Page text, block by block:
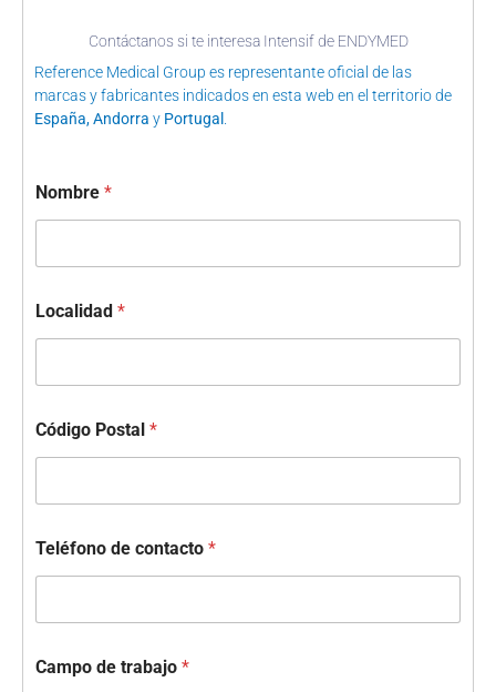
Contáctanos si te interesa Intensif de ENDYMED
Reference Medical Group es representante oficial de las
marcas y fabricantes indicados en esta web en el territorio de
España, Andorra y Portugal
Nombre *
Localidad *
Código Postal *
Teléfono de contacto *
Campo de trabajo *